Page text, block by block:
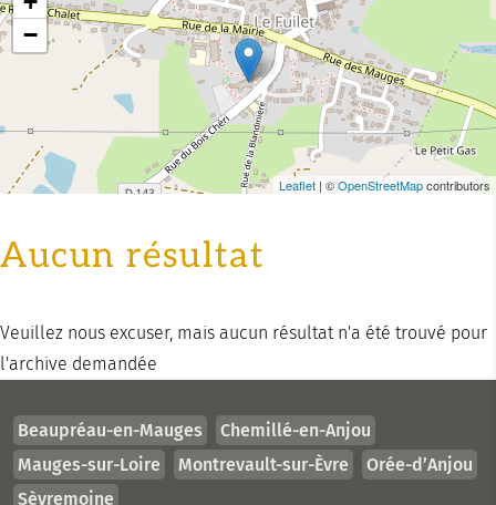
−
Leaflet | ©OpenStreetMapcontributors
Aucun résultat
Veuillez nous excuser, mais aucun résultat n'a été trouvé pour
l'archive demandée
Beaupréau-en-Mauges
Chemillé-en-Anjou
Mauges-sur-Loire
Montrevault-sur-Èvre
Orée-d’Anjou
Sèvremoine